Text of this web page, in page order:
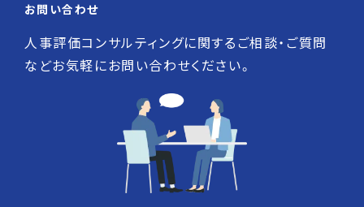
お問い合わせ
人事評価コンサルティングに関するご相談・ご質問
などお気軽にお問い合わせください。